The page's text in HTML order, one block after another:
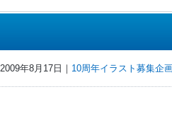
2009年8月17日｜ 10周年イラスト募集企